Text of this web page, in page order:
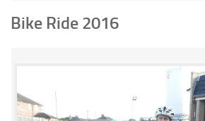
Bike Ride 2016